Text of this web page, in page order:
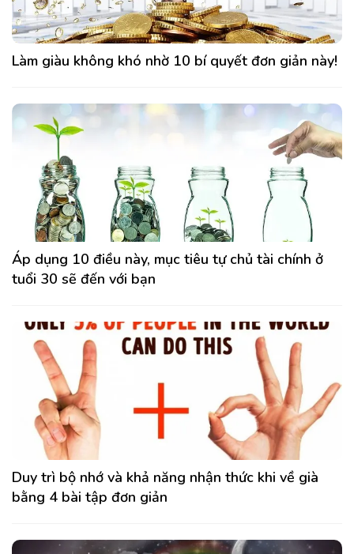
Làm giàu không khó nhờ 10 bí quyết đơn giản này!
Áp dụng 10 điều này, mục tiêu tự chủ tài chính ở
tuổi 30 sẽ đến với bạn
Duy trì bộ nhớ và khả năng nhận thức khi về già
bằng 4 bài tập đơn giản